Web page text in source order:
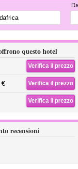
questo hotel
Verifica il prezzo
€ Verifica il prezzo
Verifica il prezzo
recensioni